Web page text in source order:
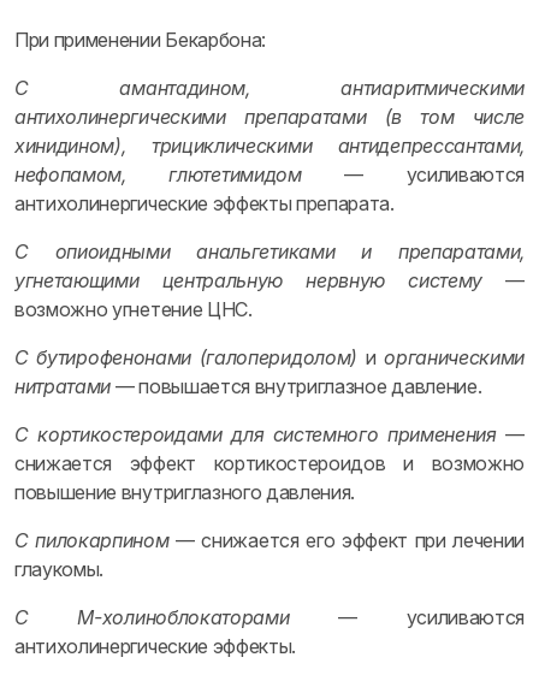
При применении Бекарбона:
С амантадином, антиаритмическими
антихолинергическими препаратами (в том числе
хинидином), трициклическими антидепрессантами,
нефопамом, глютетимидом— усиливаются
антихолинергические эффекты препарата.
С опиоидными анальгетиками и препаратами,
угнетающими центральную нервную систему —
возможно угнетение ЦНС.
С бутирофенонами (галоперидолом) иорганическими
нитратами — повышается внутриглазное давление.
С кортикостероидами для системного применения—
снижается эффект кортикостероидов и возможно
повышение внутриглазного давления.
С пилокарпином— снижается его эффект при лечении
глаукомы.
С М-холиноблокаторами— усиливаются
антихолинергические эффекты.